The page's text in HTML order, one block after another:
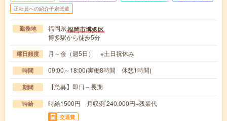
正社員への紹介予定派遣
勤務地 福岡県福岡市博多区
博多駅から徒歩5分
曜日頻度 月～金（週5日） ※土日祝休み
時間 09:00～18:00(実働8時間 休憩1時間)
期間 【急募】即日～長期
時給 時給1500円 月収例 240,000円+残業代
交通費